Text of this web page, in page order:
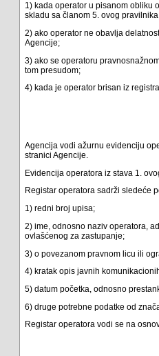
1) kada operator u pisanom obliku
skladu sa članom 5. ovog
2) ako operator ne obavlja
Agencije;
3) ako se operatoru
tom presudom;
4) kada je operator brisan iz
Agencija vodi ažurnu evidenciju
stranici Agencije.
Evidencija operatora iz stava 1.
Registar operatora sadrži sledeće
1) redni broj upisa;
2) ime, odnosno naziv operatora,
ovlašćenog za zastupanje;
3) o povezanom pravnom licu ili
4) kratak opis javnih
5) datum početka, odnosno
6) druge potrebne podatke od
Registar operatora vodi se na